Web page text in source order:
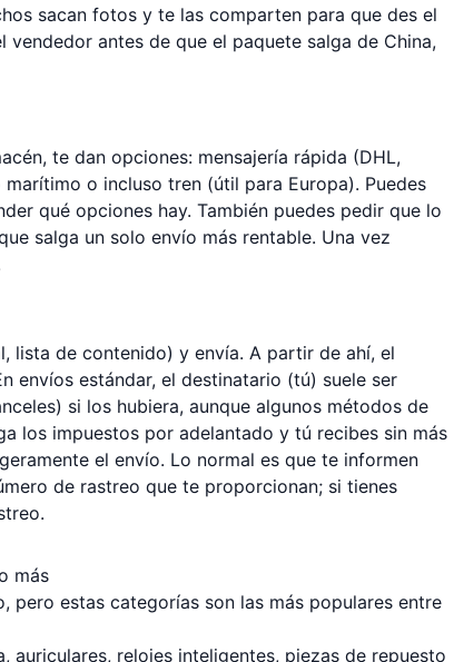
sacan fotos y te las comparten para que des el
antes de que el paquete salga de China,
te dan opciones: mensajería rápida (DHL,
marítimo o incluso tren (útil para Europa). Puedes
qué opciones hay. También puedes pedir que lo
salga un solo envío más rentable. Una vez
lista de contenido) y envía. A partir de ahí, el
envíos estándar, el destinatario (tú) suele ser
si los hubiera, aunque algunos métodos de
los impuestos por adelantado y tú recibes sin más
el envío. Lo normal es que te informen
de rastreo que te proporcionan; si tienes
.
más
estas categorías son las más populares entre
auriculares, relojes inteligentes, piezas de repuesto